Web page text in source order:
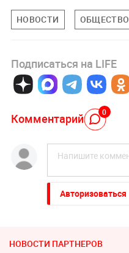
НОВОСТИ ОБЩЕСТВО
Подписаться на LIFE
Комментарий 0
Авторизоваться
НОВОСТИ ПАРТНЕРОВ